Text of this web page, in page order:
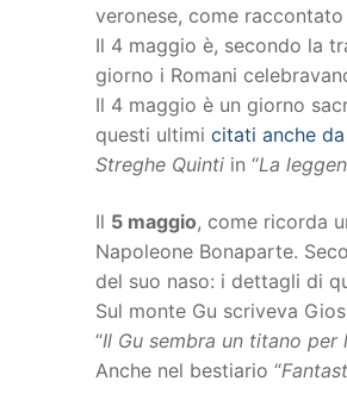
veronese, come raccontato
Il 4 maggio è, secondo la
giorno i Romani
Il 4 maggio è un giorno
questi ultimi citati anche
Streghe Quinti in “La
Il 5 maggio, come ricorda
Napoleone Bonaparte.
del suo naso: i dettagli di
Sul monte Gu scriveva
“Il Gu sembra un titano
Anche nel bestiario “